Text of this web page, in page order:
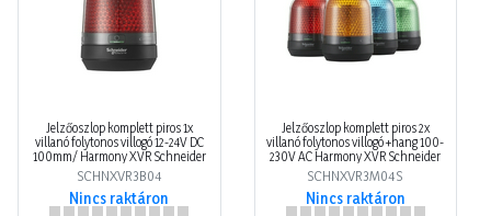
Jelzőoszlop komplett piros 1x
villanó folytonos villogó 12-24V DC
100mm/ Harmony XVR Schneider
SCHNXVR3B04
Nincs raktáron
Jelzőoszlop komplett piros 2x
villanó folytonos villogó +hang 100-
230V AC Harmony XVR Schneider
SCHNXVR3M04S
Nincs raktáron